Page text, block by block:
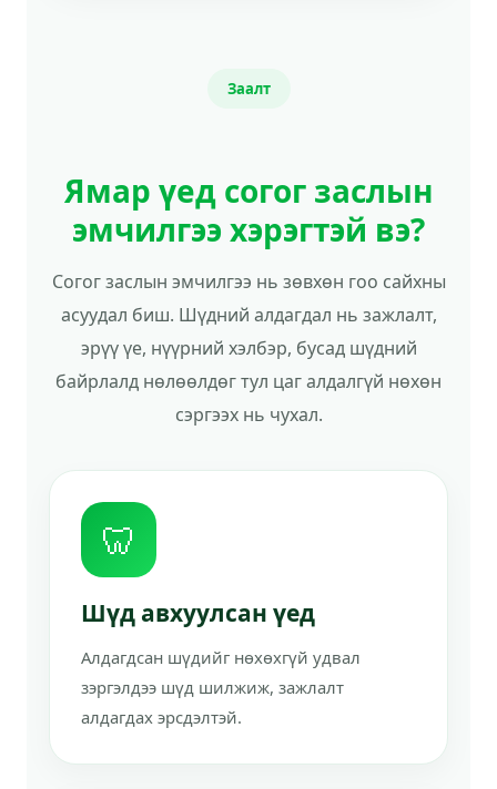
Заалт
Ямар үед согог заслын
эмчилгээ хэрэгтэй вэ?
Согог заслын эмчилгээ нь зөвхөн гоо сайхны
асуудал биш. Шүдний алдагдал нь зажлалт,
эрүү үе, нүүрний хэлбэр, бусад шүдний
байрлалд нөлөөлдөг тул цаг алдалгүй нөхөн
сэргээх нь чухал.
🦷
Шүд авхуулсан үед
Алдагдсан шүдийг нөхөхгүй удвал
зэргэлдээ шүд шилжиж, зажлалт
алдагдах эрсдэлтэй.